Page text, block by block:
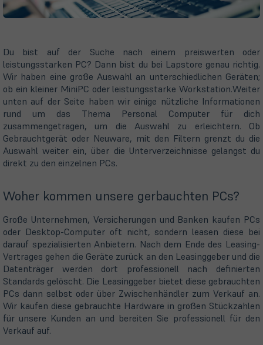
Du bist auf der Suche nach einem preiswerten oder
leistungsstarken PC? Dann bist du bei Lapstore genau richtig.
Wir haben eine große Auswahl an unterschiedlichen Geräten;
ob ein kleiner MiniPC oder leistungsstarke Workstation.Weiter
unten auf der Seite haben wir einige nützliche Informationen
rund um das Thema Personal Computer für dich
zusammengetragen, um die Auswahl zu erleichtern. Ob
Gebrauchtgerät oder Neuware, mit den Filtern grenzt du die
Auswahl weiter ein, über die Unterverzeichnisse gelangst du
direkt zu den einzelnen PCs.
Woher kommen unsere gerbauchten PCs?
Große Unternehmen, Versicherungen und Banken kaufen PCs
oder Desktop-Computer oft nicht, sondern leasen diese bei
darauf spezialisierten Anbietern. Nach dem Ende des Leasing-
Vertrages gehen die Geräte zurück an den Leasinggeber und die
Datenträger werden dort professionell nach definierten
Standards gelöscht. Die Leasinggeber bietet diese gebrauchten
PCs dann selbst oder über Zwischenhändler zum Verkauf an.
Wir kaufen diese gebrauchte Hardware in großen Stückzahlen
für unsere Kunden an und bereiten Sie professionell für den
Verkauf auf.